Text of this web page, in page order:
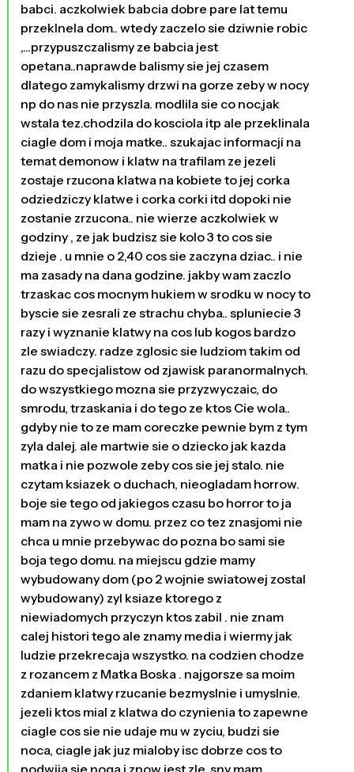
babci. aczkolwiek babcia dobre pare lat temu
przeklnela dom.. wtedy zaczelo sie dziwnie robic
,...przypuszczalismy ze babcia jest
opetana..naprawde balismy sie jej czasem
dlatego zamykalismy drzwi na gorze zeby w nocy
np do nas nie przyszla. modlila sie co noc,jak
wstala tez.chodzila do kosciola itp ale przeklinala
ciagle dom i moja matke.. szukajac informacji na
temat demonow i klatw na trafilam ze jezeli
zostaje rzucona klatwa na kobiete to jej corka
odziedziczy klatwe i corka corki itd dopoki nie
zostanie zrzucona.. nie wierze aczkolwiek w
godziny , ze jak budzisz sie kolo 3 to cos sie
dzieje . u mnie o 2,40 cos sie zaczyna dziac.. i nie
ma zasady na dana godzine. jakby wam zaczlo
trzaskac cos mocnym hukiem w srodku w nocy to
byscie sie zesrali ze strachu chyba.. spluniecie 3
razy i wyznanie klatwy na cos lub kogos bardzo
zle swiadczy. radze zglosic sie ludziom takim od
razu do specjalistow od zjawisk paranormalnych.
do wszystkiego mozna sie przyzwyczaic, do
smrodu, trzaskania i do tego ze ktos Cie wola..
gdyby nie to ze mam coreczke pewnie bym z tym
zyla dalej. ale martwie sie o dziecko jak kazda
matka i nie pozwole zeby cos sie jej stalo. nie
czytam ksiazek o duchach, nieogladam horrow.
boje sie tego od jakiegos czasu bo horror to ja
mam na zywo w domu. przez co tez znasjomi nie
chca u mnie przebywac do pozna bo sami sie
boja tego domu. na miejscu gdzie mamy
wybudowany dom (po 2 wojnie swiatowej zostal
wybudowany) zyl ksiaze ktorego z
niewiadomych przyczyn ktos zabil . nie znam
calej histori tego ale znamy media i wiermy jak
ludzie przekrecaja wszystko. na codzien chodze
z rozancem z Matka Boska . najgorsze sa moim
zdaniem klatwy rzucanie bezmyslnie i umyslnie.
jezeli ktos mial z klatwa do czynienia to zapewne
ciagle cos sie nie udaje mu w zyciu, budzi sie
noca, ciagle jak juz mialoby isc dobrze cos to